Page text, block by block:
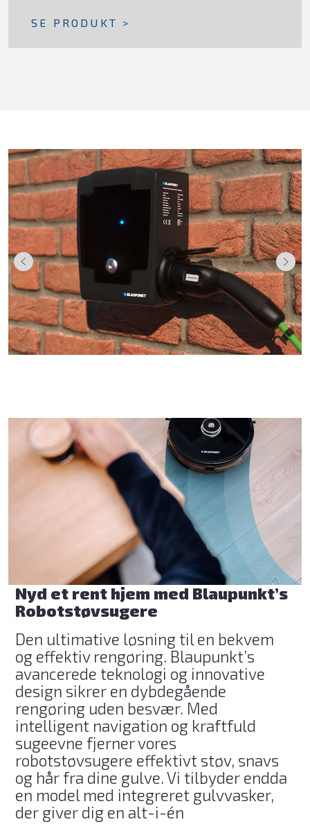
SE PRODUKT >
Nyd et rent hjem med Blaupunkt’s
Robotstøvsugere
Den ultimative løsning til en bekvem
og effektiv rengøring. Blaupunkt’s
avancerede teknologi og innovative
design sikrer en dybdegående
rengøring uden besvær. Med
intelligent navigation og kraftfuld
sugeevne fjerner vores
robotstøvsugere effektivt støv, snavs
og hår fra dine gulve. Vi tilbyder endda
en model med integreret gulvvasker,
der giver dig en alt-i-én